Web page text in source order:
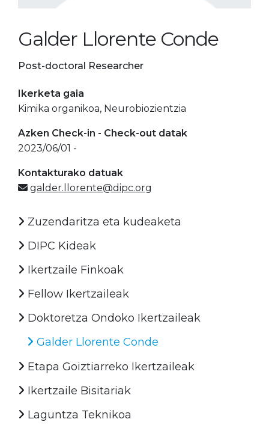
Galder Llorente Conde
Post-doctoral Researcher
Ikerketa gaia
Kimika organikoa, Neurobiozientzia
Azken Check-in - Check-out datak
2023/06/01 -
Kontakturako datuak
galder.llorente@dipc.org
Zuzendaritza eta kudeaketa
DIPC Kideak
Ikertzaile Finkoak
Fellow Ikertzaileak
Doktoretza Ondoko Ikertzaileak
Galder Llorente Conde
Etapa Goiztiarreko Ikertzaileak
Ikertzaile Bisitariak
Laguntza Teknikoa